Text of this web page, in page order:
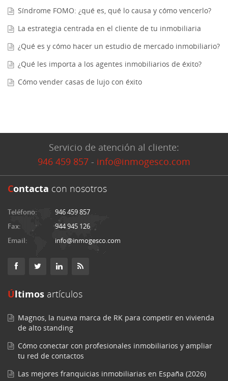
Síndrome FOMO: ¿qué es, qué lo causa y cómo vencerlo?
La estrategia centrada en el cliente de tu inmobiliaria
¿Qué es y cómo hacer un estudio de mercado inmobiliario?
¿Qué les importa a los agentes inmobiliarios de éxito?
Cómo vender casas de lujo con éxito
Servicio de atención al cliente:
946 459 857 - info@inmogesco.com
Contacta con nosotros
Teléfono:
946 459 857
Fax:
944 945 126
Email:
info@inmogesco.com
Últimos artículos
Magnos, la nueva marca de RK para competir en vivienda
de alto standing
Cómo conectar con profesionales inmobiliarios y ampliar
tu red de contactos
Las mejores franquicias inmobiliarias en España (2026)